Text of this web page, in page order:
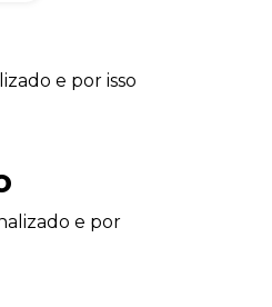
e por isso
e por